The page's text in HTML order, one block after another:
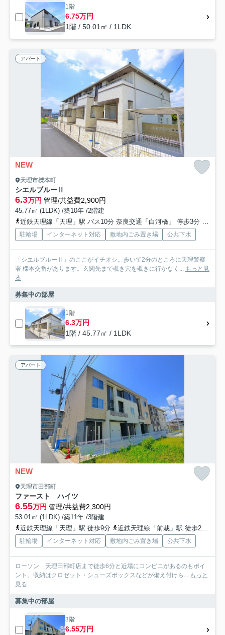
1階
6.75万円
1階 / 50.01㎡ / 1LDK
アパート
NEW
天理市櫟本町
シエルブルーⅡ
6.3万円 管理/共益費2,900円
45.77㎡ (1LDK) /築10年 /2階建
近鉄天理線「天理」駅 バス10分 奈良交通「白河橋」 停歩3分
桜井
駐輪場 インターネット対応 敷地内ごみ置き場 公共下水
「シエルブルーⅡ」のここがイチオシ。歩いて2分のところに天理警察
署 櫟本交番があります。玄関先まで覗き穴を覗きに行かなく... もっと見
る
募集中の部屋
1階
6.3万円
1階 / 45.77㎡ / 1LDK
アパート
NEW
天理市田部町
ファースト ハイツ
6.55万円 管理/共益費2,300円
53.01㎡ (1LDK) /築11年 /3階建
近鉄天理線「天理」駅 徒歩9分
近鉄天理線「前栽」駅 徒歩26分
駐輪場 インターネット対応 敷地内ごみ置き場 公共下水
ローソン 天理田部町店まで徒歩6分と近場にコンビニがあるのもポイ
ント。収納はクロゼット・シューズボックスなどが備え付けら... もっと
見る
募集中の部屋
3階
6.55万円